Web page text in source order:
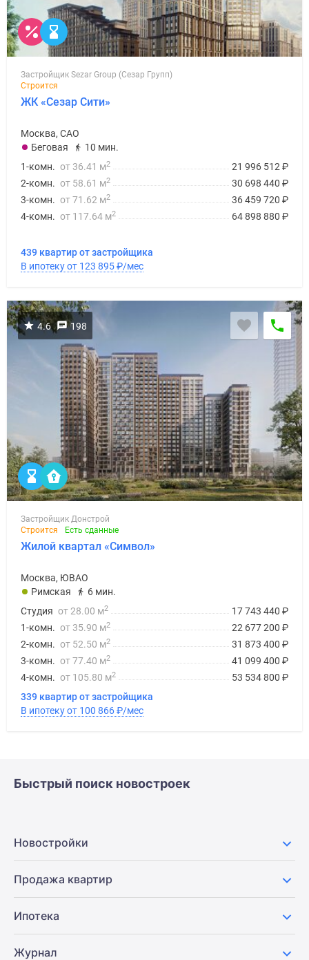
Застройщик Sezar Group (Сезар Групп)
Строится
ЖК «Сезар Сити»
Москва, САО
Беговая
10 мин.
21 996 512 ₽
1-комн. от 36.41 м2
30 698 440 ₽
2-комн. от 58.61 м2
36 459 720 ₽
3-комн. от 71.62 м2
64 898 880 ₽
4-комн. от 117.64 м2
439 квартир от застройщика
В ипотеку от 123 895₽/мес
4.6 198
Застройщик Донстрой
Строится
Есть сданные
Жилой квартал «Символ»
Москва, ЮВАО
Римская
6 мин.
17 743 440 ₽
Студия от 28.00 м2
22 677 200 ₽
1-комн. от 35.90 м2
31 873 400 ₽
2-комн. от 52.50 м2
41 099 400 ₽
3-комн. от 77.40 м2
53 534 800 ₽
4-комн. от 105.80 м2
339 квартир от застройщика
В ипотеку от 100 866₽/мес
Быстрый поиск новостроек
Новостройки
Продажа квартир
Ипотека
Журнал